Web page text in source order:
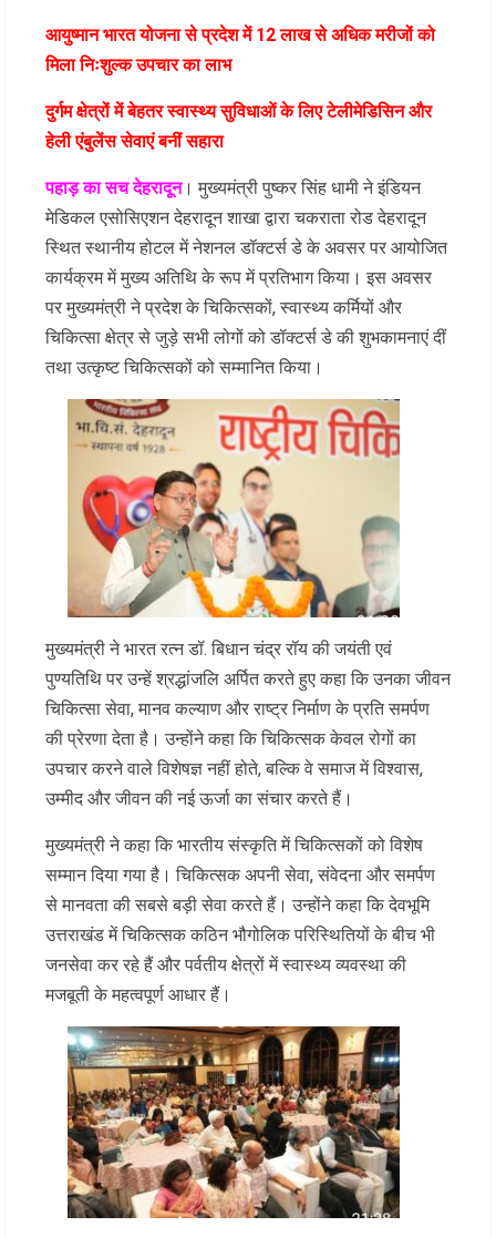
आयुष्मान भारत योजना से प्रदेश में 12 लाख से अधिक मरीजों को
मिला निःशुल्क उपचार का लाभ
दुर्गम क्षेत्रों में बेहतर स्वास्थ्य सुविधाओं के लिए टेलीमेडिसिन और
हेली एंबुलेंस सेवाएं बनीं सहारा
पहाड़ का सच देहरादून। मुख्यमंत्री पुष्कर सिंह धामी ने इंडियन
मेडिकल एसोसिएशन देहरादून शाखा द्वारा चकराता रोड देहरादून
स्थित स्थानीय होटल में नेशनल डॉक्टर्स डे के अवसर पर आयोजित
कार्यक्रम में मुख्य अतिथि के रूप में प्रतिभाग किया। इस अवसर
पर मुख्यमंत्री ने प्रदेश के चिकित्सकों, स्वास्थ्य कर्मियों और
चिकित्सा क्षेत्र से जुड़े सभी लोगों को डॉक्टर्स डे की शुभकामनाएं दीं
तथा उत्कृष्ट चिकित्सकों को सम्मानित किया।
मुख्यमंत्री ने भारत रत्न डॉ. बिधान चंद्र रॉय की जयंती एवं
पुण्यतिथि पर उन्हें श्रद्धांजलि अर्पित करते हुए कहा कि उनका जीवन
चिकित्सा सेवा, मानव कल्याण और राष्ट्र निर्माण के प्रति समर्पण
की प्रेरणा देता है। उन्होंने कहा कि चिकित्सक केवल रोगों का
उपचार करने वाले विशेषज्ञ नहीं होते, बल्कि वे समाज में विश्वास,
उम्मीद और जीवन की नई ऊर्जा का संचार करते हैं।
मुख्यमंत्री ने कहा कि भारतीय संस्कृति में चिकित्सकों को विशेष
सम्मान दिया गया है। चिकित्सक अपनी सेवा, संवेदना और समर्पण
से मानवता की सबसे बड़ी सेवा करते हैं। उन्होंने कहा कि देवभूमि
उत्तराखंड में चिकित्सक कठिन भौगोलिक परिस्थितियों के बीच भी
जनसेवा कर रहे हैं और पर्वतीय क्षेत्रों में स्वास्थ्य व्यवस्था की
मजबूती के महत्वपूर्ण आधार हैं।